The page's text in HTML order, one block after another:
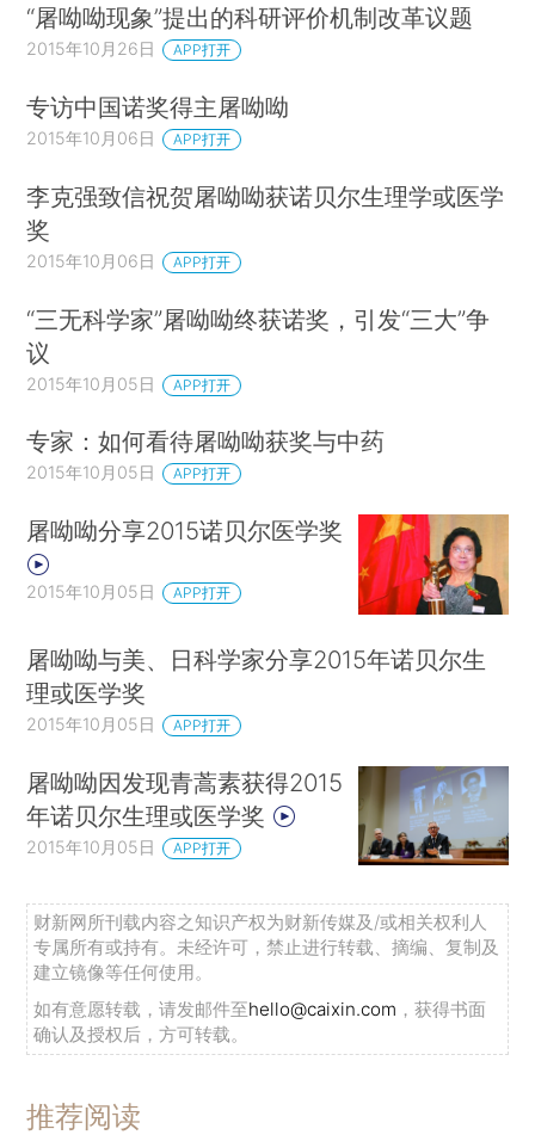
“屠呦呦现象”提出的科研评价机制改革议题
2015年10月26日 APP打开
专访中国诺奖得主屠呦呦
2015年10月06日 APP打开
李克强致信祝贺屠呦呦获诺贝尔生理学或医学
奖
2015年10月06日 APP打开
“三无科学家”屠呦呦终获诺奖，引发“三大”争
议
2015年10月05日 APP打开
专家：如何看待屠呦呦获奖与中药
2015年10月05日 APP打开
屠呦呦分享2015诺贝尔医学奖
2015年10月05日 APP打开
屠呦呦与美、日科学家分享2015年诺贝尔生
理或医学奖
2015年10月05日 APP打开
屠呦呦因发现青蒿素获得2015
年诺贝尔生理或医学奖
2015年10月05日 APP打开
财新网所刊载内容之知识产权为财新传媒及/或相关权利人
专属所有或持有。未经许可，禁止进行转载、摘编、复制及
建立镜像等任何使用。
如有意愿转载，请发邮件至hello@caixin.com ，获得书面
确认及授权后，方可转载。
推荐阅读